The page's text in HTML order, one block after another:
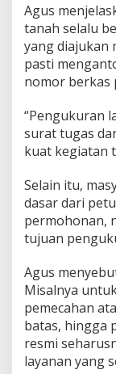
Agus
tanah selalu
yang diajukan
pasti
nomor berkas
“Pengukuran
surat tugas
kuat kegiatan
Selain itu,
dasar dari
permohonan,
tujuan
Agus
Misalnya
pemecahan
batas, hingga
resmi
layanan yang